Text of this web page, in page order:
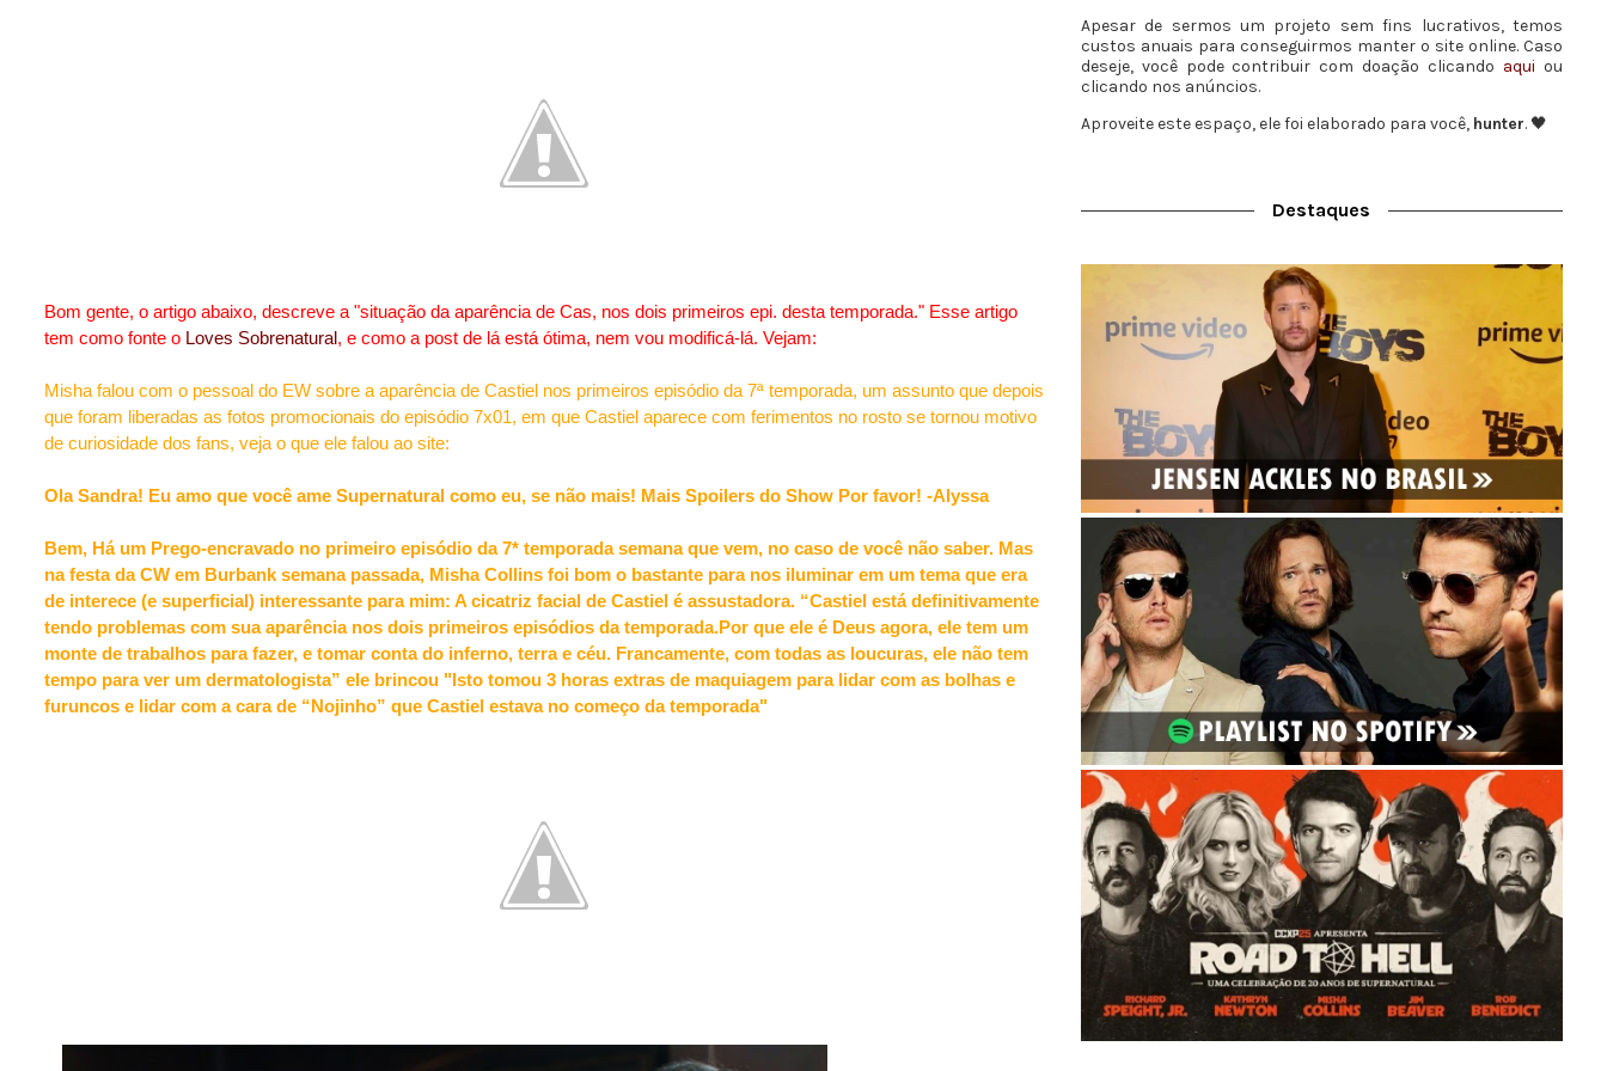
Bom gente, o artigo abaixo, descreve a "situação da aparência de Cas, nos dois primeiros epi. desta temporada." Esse artigo
tem como fonte o Loves Sobrenatural, e como a post de lá está ótima, nem vou modificá-lá. Vejam:
Misha falou com o pessoal do EW sobre a aparência de Castiel nos primeiros episódio da 7ª temporada, um assunto que depois
que foram liberadas as fotos promocionais do episódio 7x01, em que Castiel aparece com ferimentos no rosto se tornou motivo
de curiosidade dos fans, veja o que ele falou ao site:
Ola Sandra! Eu amo que você ame Supernatural como eu, se não mais! Mais Spoilers do Show Por favor! -Alyssa
Bem, Há um Prego-encravado no primeiro episódio da 7* temporada semana que vem, no caso de você não saber. Mas
na festa da CW em Burbank semana passada, Misha Collins foi bom o bastante para nos iluminar em um tema que era
de interece (e superficial) interessante para mim: A cicatriz facial de Castiel é assustadora. “Castiel está definitivamente
tendo problemas com sua aparência nos dois primeiros episódios da temporada.Por que ele é Deus agora, ele tem um
monte de trabalhos para fazer, e tomar conta do inferno, terra e céu. Francamente, com todas as loucuras, ele não tem
tempo para ver um dermatologista” ele brincou "Isto tomou 3 horas extras de maquiagem para lidar com as bolhas e
furuncos e lidar com a cara de “Nojinho” que Castiel estava no começo da temporada"
Apesar de sermos um projeto sem fins lucrativos, temos
custos anuais para conseguirmos manter o site online. Caso
deseje, você pode contribuir com doação clicando aqui ou
clicando nos anúncios.
Aproveite este espaço, ele foi elaborado para você, hunter. 🖤
Destaques